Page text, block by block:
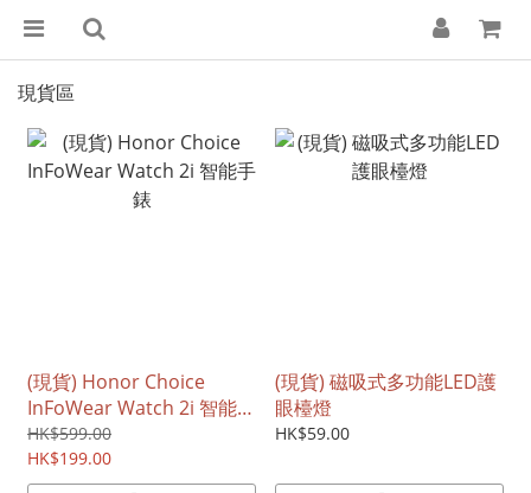
現貨區
(現貨) Honor Choice
InFoWear Watch 2i 智能手
錶
HK$599.00
HK$199.00
(現貨) 磁吸式多功能LED護
眼檯燈
HK$59.00